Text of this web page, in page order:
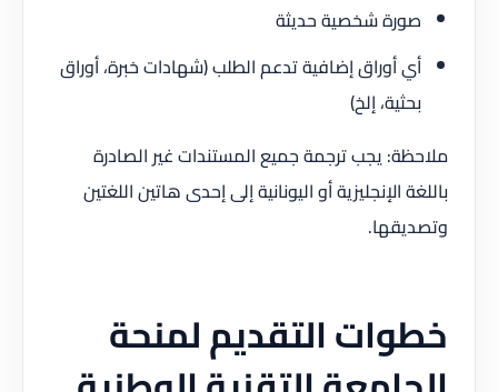
صورة شخصية حديثة
أي أوراق إضافية تدعم الطلب (شهادات خبرة، أوراق
بحثية، إلخ)
ملاحظة: يجب ترجمة جميع المستندات غير الصادرة
باللغة الإنجليزية أو اليونانية إلى إحدى هاتين اللغتين
وتصديقها.
خطوات التقديم لمنحة